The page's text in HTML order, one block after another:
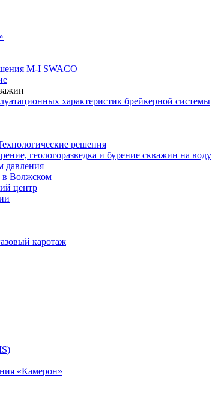
M-I SWACO
характеристик брейкерной системы
решения
геологоразведка и бурение скважин на воду
давления
в Волжском
центр
каротаж
«Камерон»